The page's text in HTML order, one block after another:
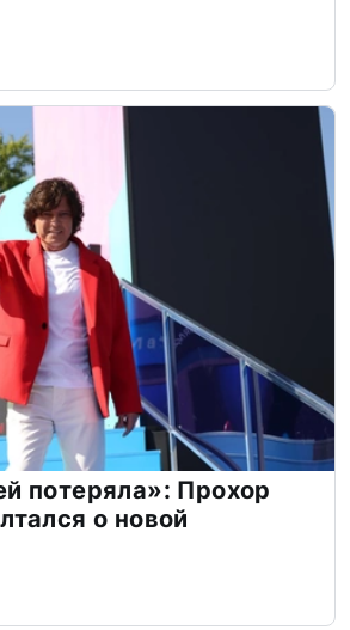
потеряла»: Прохор
о новой